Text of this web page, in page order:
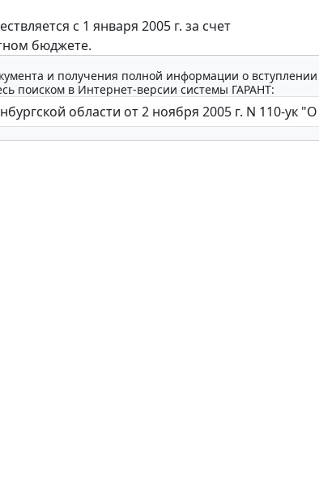
с 1 января 2005 г. за счет
бюджете.
и получения полной информации о
поиском в Интернет-версии системы ГАРАНТ: